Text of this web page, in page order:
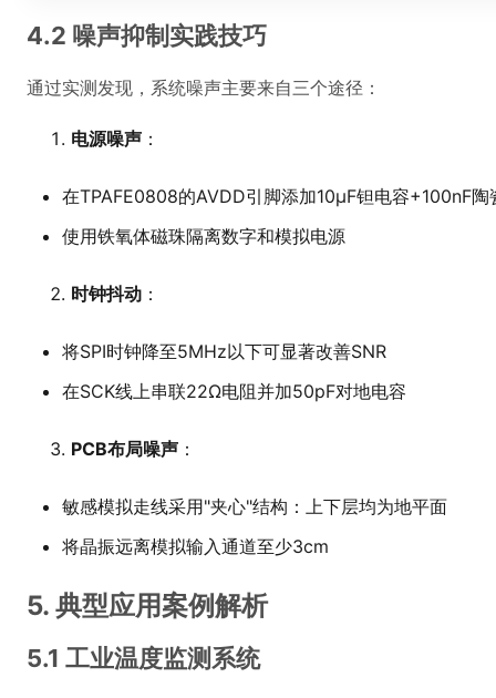
4.2 噪声抑制实践技巧
通过实测发现，系统噪声主要来自三个途径：
电源噪声 ：
在TPAFE0808的AVDD引脚添加10μF钽电容+100nF陶
使用铁氧体磁珠隔离数字和模拟电源
时钟抖动 ：
将SPI时钟降至5MHz以下可显著改善SNR
在SCK线上串联22Ω电阻并加50pF对地电容
PCB布局噪声 ：
敏感模拟走线采用"夹心"结构：上下层均为地平面
将晶振远离模拟输入通道至少3cm
5. 典型应用案例解析
5.1 工业温度监测系统